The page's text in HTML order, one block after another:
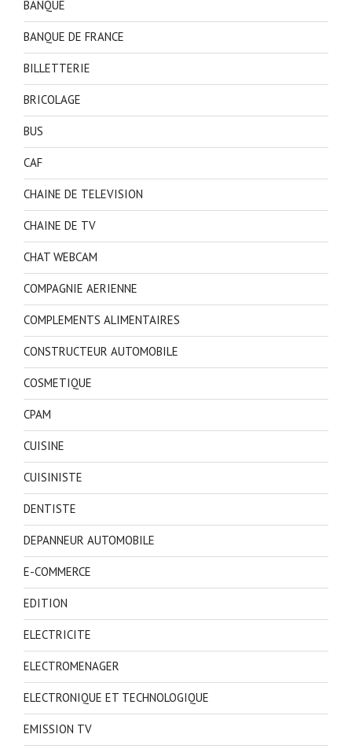
BANQUE
BANQUE DE FRANCE
BILLETTERIE
BRICOLAGE
BUS
CAF
CHAINE DE TELEVISION
CHAINE DE TV
CHAT WEBCAM
COMPAGNIE AERIENNE
COMPLEMENTS ALIMENTAIRES
CONSTRUCTEUR AUTOMOBILE
COSMETIQUE
CPAM
CUISINE
CUISINISTE
DENTISTE
DEPANNEUR AUTOMOBILE
E-COMMERCE
EDITION
ELECTRICITE
ELECTROMENAGER
ELECTRONIQUE ET TECHNOLOGIQUE
EMISSION TV